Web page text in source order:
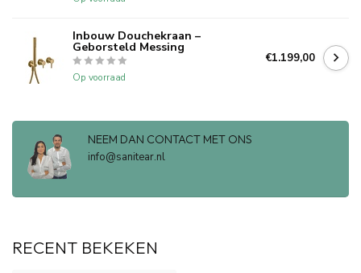
Inbouw Douchekraan –
Geborsteld Messing
Op voorraad
€1.199,00
NEEM DAN CONTACT MET ONS
info@sanitear.nl
RECENT BEKEKEN